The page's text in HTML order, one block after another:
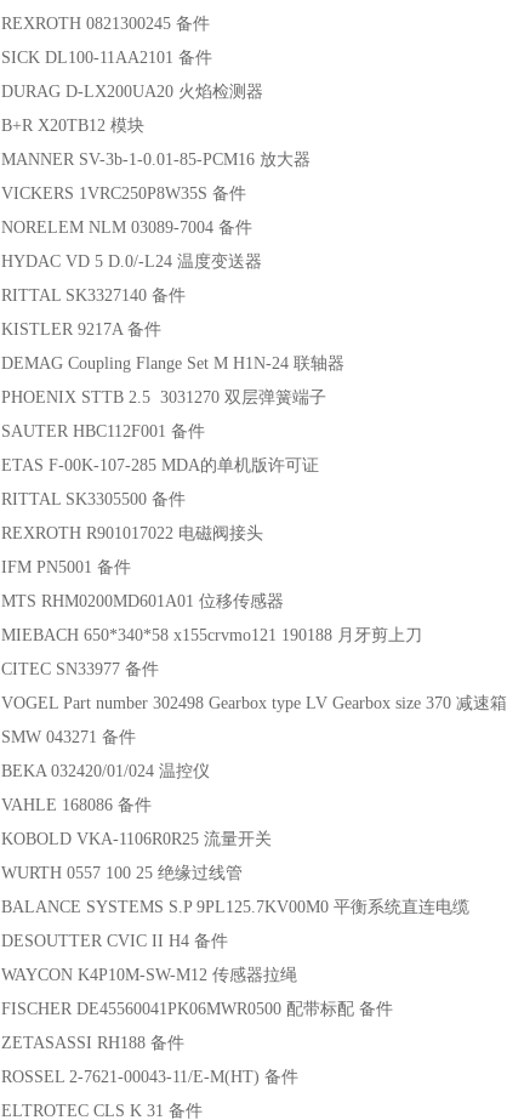
REXROTH 0821300245 备件
SICK DL100-11AA2101 备件
DURAG D-LX200UA20 火焰检测器
B+R X20TB12 模块
MANNER SV-3b-1-0.01-85-PCM16 放大器
VICKERS 1VRC250P8W35S 备件
NORELEM NLM 03089-7004 备件
HYDAC VD 5 D.0/-L24 温度变送器
RITTAL SK3327140 备件
KISTLER 9217A 备件
DEMAG Coupling Flange Set M H1N-24 联轴器
PHOENIX STTB 2.5 3031270 双层弹簧端子
SAUTER HBC112F001 备件
ETAS F‑00K‑107‑285 MDA的单机版许可证
RITTAL SK3305500 备件
REXROTH R901017022 电磁阀接头
IFM PN5001 备件
MTS RHM0200MD601A01 位移传感器
MIEBACH 650*340*58 x155crvmo121 190188 月牙剪上刀
CITEC SN33977 备件
VOGEL Part number 302498 Gearbox type LV Gearbox size 370 减速箱
SMW 043271 备件
BEKA 032420/01/024 温控仪
VAHLE 168086 备件
KOBOLD VKA-1106R0R25 流量开关
WURTH 0557 100 25 绝缘过线管
BALANCE SYSTEMS S.P 9PL125.7KV00M0 平衡系统直连电缆
DESOUTTER CVIC II H4 备件
WAYCON K4P10M-SW-M12 传感器拉绳
FISCHER DE45560041PK06MWR0500 配带标配 备件
ZETASASSI RH188 备件
ROSSEL 2-7621-00043-11/E-M(HT) 备件
ELTROTEC CLS K 31 备件